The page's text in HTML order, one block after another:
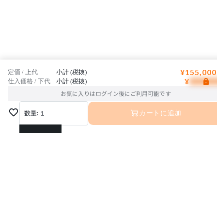
定価 / 上代 小計 (税抜)
仕入価格 / 下代 小計 (税抜) ¥
お気に入りはログイン後にご利用可能です
数量: 1
1
カートに追加